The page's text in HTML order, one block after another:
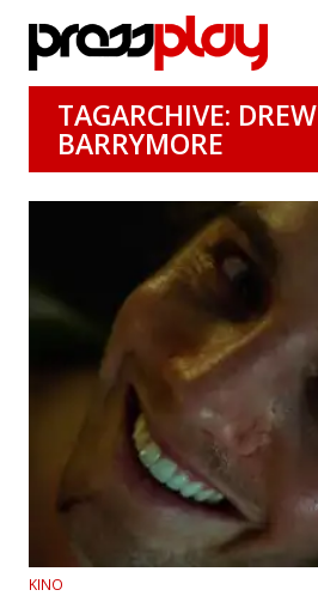
TAGARCHIVE: DREW
BARRYMORE
KINO